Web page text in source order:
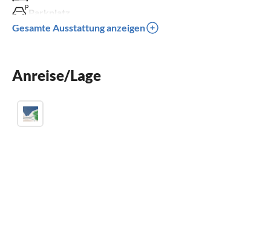
Parkplatz
Grill
für Rollstuhl nicht geeignet
Gesamte Ausstattung anzeigen
Anreise/Lage